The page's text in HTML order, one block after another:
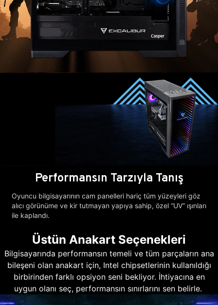
Performansın Tarzıyla Tanış
Oyuncu bilgisayarının cam panelleri hariç tüm yüzeyleri göz
alıcı görünüme ve kir tutmayan yapıya sahip, özel “UV” ışınları
ile kaplandı.
Üstün Anakart Seçenekleri
Bilgisayarında performansın temeli ve tüm parçaların ana
bileşeni olan anakart için, Intel chipsetlerinin kullanıldığı
birbirinden farklı opsiyon seni bekliyor. İhtiyacına en
uygun olanı seç, performansın sınırlarını sen belirle.